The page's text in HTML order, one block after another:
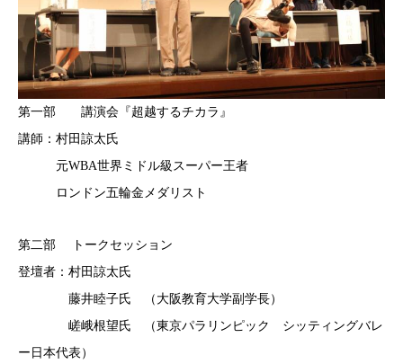
第一部 講演会『超越するチカラ』
講師：村田諒太氏
元WBA世界ミドル級スーパー王者
ロンドン五輪金メダリスト
第二部 トークセッション
登壇者：村田諒太氏
藤井睦子氏 （大阪教育大学副学長）
嵯峨根望氏 （東京パラリンピック シッティングバレ
ー日本代表）